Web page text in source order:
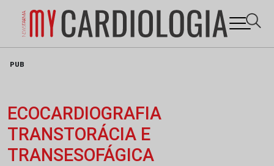
PUB
ECOCARDIOGRAFIA
TRANSTORÁCIA E
TRANSESOFÁGICA